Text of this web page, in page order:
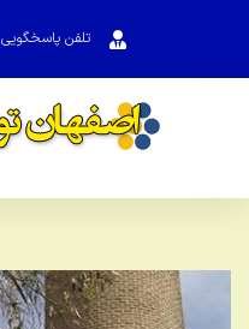
تلفن پاسخگویی